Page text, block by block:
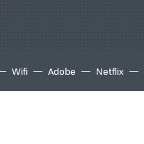
Wifi Adobe Netflix